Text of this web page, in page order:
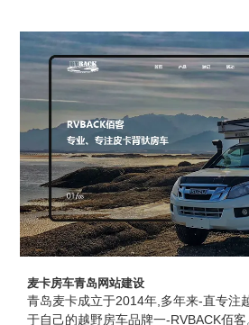
麦卡房车青岛网站建设
青岛麦卡成立于2014年,多年来-直专注
于自己的越野房车品牌一-RVBACK佰